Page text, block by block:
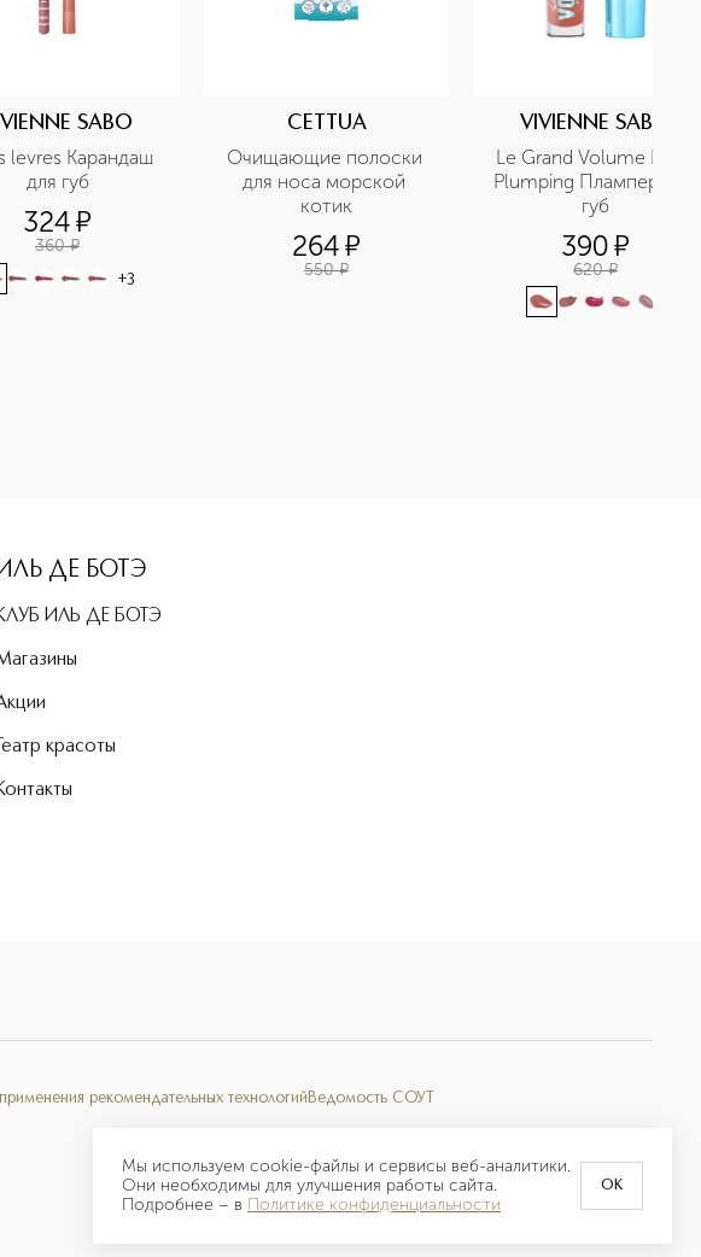
Мы используем cookie-файлы и сервисы веб-аналитики.
Они необходимы для улучшения работы сайта.
Подробнее – в Политике конфиденциальности
OK
SABO
levres Карандаш
для губ
324¤
360 ¤
+3
CETTUA
Очищающие полоски
для носа морской
котик
264¤
550 ¤
VIVIENNE SABO
Le Grand Volume Extra
Plumping Плампер для
губ
390¤
620 ¤
ДЕ БОТЭ
ИЛЬ ДЕ БОТЭ
Театр красоты
рекомендательных технологий Ведомость СОУТ